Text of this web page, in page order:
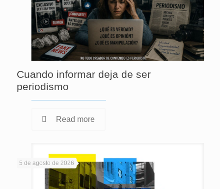
Cuando informar deja de ser
periodismo
Read more
5 de agosto de 2026